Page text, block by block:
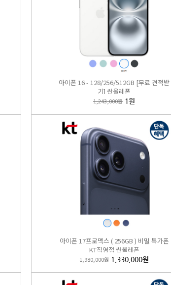
아이폰 16 - 128/256/512GB [무료 견적받
기] 싼올레폰
1,243,000원 1원
아이폰 17프로맥스 ( 256GB ) 비밀 특가폰
KT직영점 싼올레폰
1,980,000원 1,330,000원